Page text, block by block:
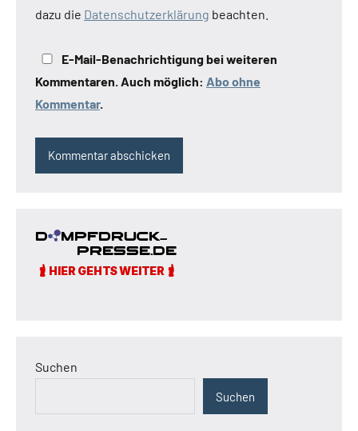
dazu die Datenschutzerklärung beachten.
E-Mail-Benachrichtigung bei weiteren
Kommentaren. Auch möglich: Abo ohne
Kommentar.
Suchen
Suchen